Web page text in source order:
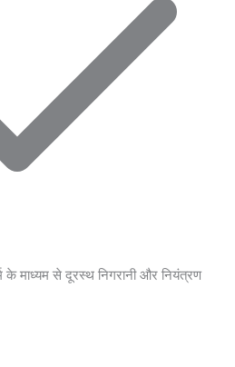
के माध्यम से दूरस्थ निगरानी और नियंत्रण